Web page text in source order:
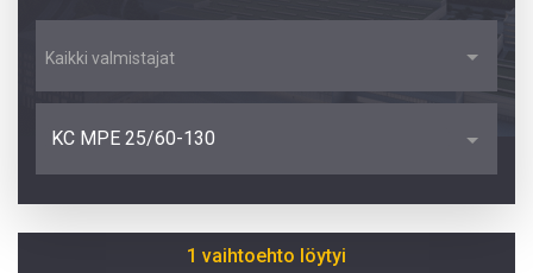
Kaikki valmistajat
KC MPE 25/60-130
1 vaihtoehto löytyi